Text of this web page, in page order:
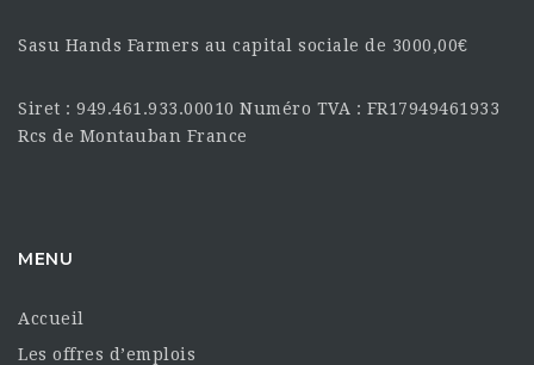
Sasu Hands Farmers au capital sociale de 3000,00€
Siret : 949.461.933.00010 Numéro TVA : FR17949461933
Rcs de Montauban France
MENU
Accueil
Les offres d’emplois